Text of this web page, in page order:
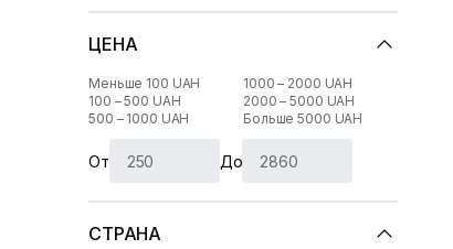
ЦЕНА
Меньше 100 UAH
100 – 500 UAH
500 – 1000 UAH
1000 – 2000 UAH
2000 – 5000 UAH
Больше 5000 UAH
От До
СТРАНА